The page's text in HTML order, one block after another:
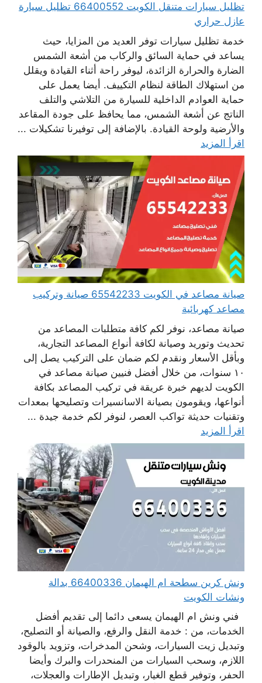
تظليل سيارات متنقل الكويت 66400552 تظليل سيارة
عازل حراري
خدمة تظليل سيارات توفر العديد من المزايا، حيث
يساعد في حماية السائق والركاب من أشعة الشمس
الضارة والحرارة الزائدة، ليوفر راحة أثناء القيادة ويقلل
من استهلاك الطاقة لنظام التكييف. أيضا يعمل على
حماية العوادم الداخلية للسيارة من التلاشي والتلف
الناتج عن أشعة الشمس، مما يحافظ على جودة المقاعد
والأرضية ولوحة القيادة. بالإضافة إلى توفيرنا تشكيلات ...
اقرأ المزيد
صيانة مصاعد في الكويت 65542233 صيانة وتركيب
مصاعد كهربائية
صيانة مصاعد، نوفر لكم كافة متطلبات المصاعد من
تحديث وتوريد وصيانة لكافة أنواع المصاعد التجارية،
وبأقل الأسعار ونقدم لكم ضمان على التركيب يصل إلى
١٠ سنوات، من خلال أفضل فنيين صيانة مصاعد في
الكويت لديهم خبرة عريقة في تركيب المصاعد بكافة
أنواعها، ويقومون بصيانة الاسانسيرات وتصليحها بمعدات
وتقنيات حديثة تواكب العصر، لنوفر لكم خدمة جيدة ...
اقرأ المزيد
ونش كرين سطحة ام الهيمان 66400336 بدالة
ونشات الكويت
فني ونش ام الهيمان يسعى دائما إلى تقديم أفضل
الخدمات، من : خدمة النقل والرفع، والصيانة أو التصليح،
وتبديل زيت السيارات، وشحن المدخرات، وتزويد بالوقود
اللازم، وسحب السيارات من المنحدرات والبرك وأيضا
الحفر، وتوفير قطع الغيار، وتبديل الإطارات والعجلات،